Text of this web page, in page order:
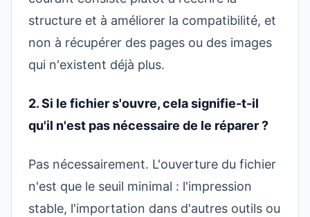
structure et à améliorer la compatibilité, et
non à récupérer des pages ou des images
qui n'existent déjà plus.
2. Si le fichier s'ouvre, cela signifie-t-il
qu'il n'est pas nécessaire de le réparer ?
Pas nécessairement. L'ouverture du fichier
n'est que le seuil minimal : l'impression
stable, l'importation dans d'autres outils ou